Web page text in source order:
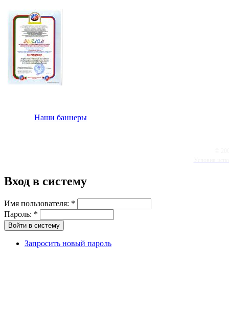
Наши баннеры
Вход в систему
Имя пользователя: *
Пароль: *
Запросить новый пароль